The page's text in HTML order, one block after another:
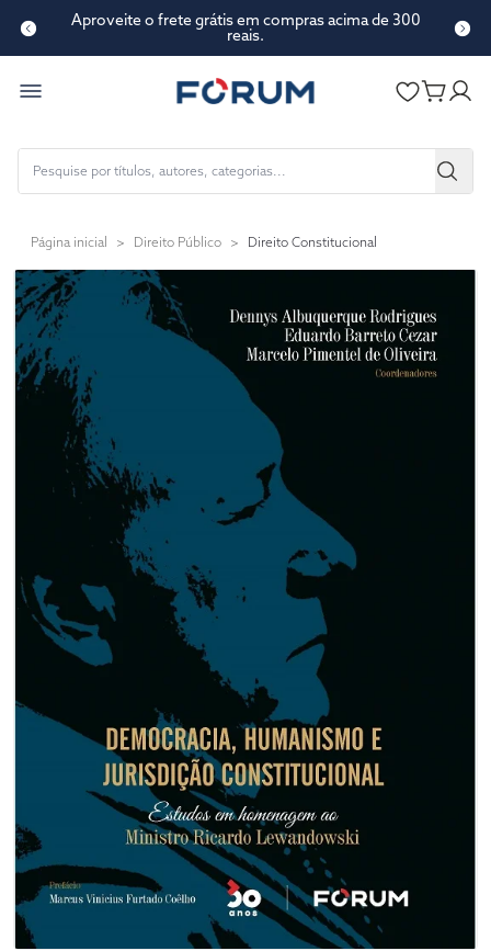
Aproveite o frete grátis em compras acima de 300
reais.
Página inicial > Direito Público > Direito Constitucional